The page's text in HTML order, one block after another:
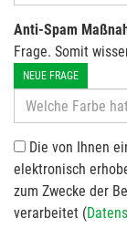
Anti-Spam
Frage. Somit
NEUE FRAGE
Die von Ihnen
elektronisch
zum Zwecke der
verarbeitet (